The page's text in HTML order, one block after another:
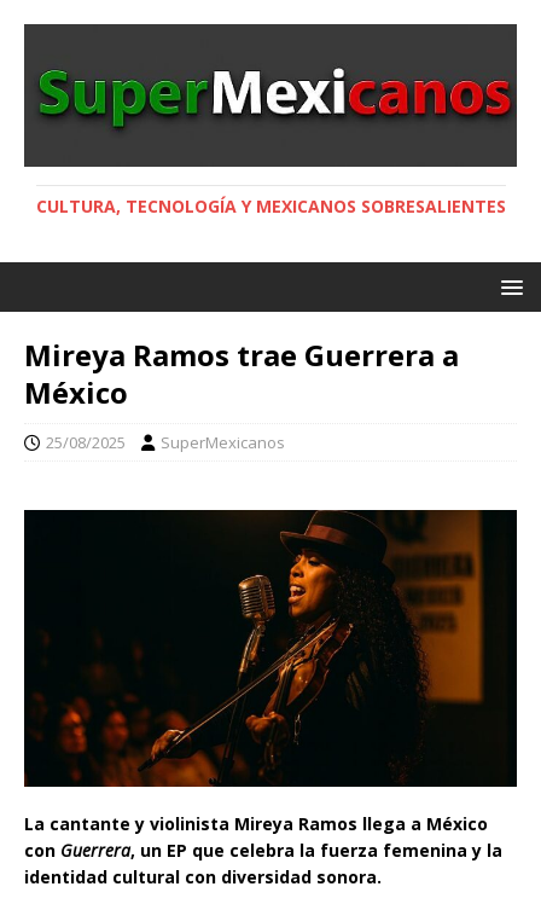
CULTURA, TECNOLOGÍA Y MEXICANOS SOBRESALIENTES
Mireya Ramos trae Guerrera a
México
25/08/2025 SuperMexicanos
La cantante y violinista Mireya Ramos llega a México
con Guerrera, un EP que celebra la fuerza femenina y la
identidad cultural con diversidad sonora.